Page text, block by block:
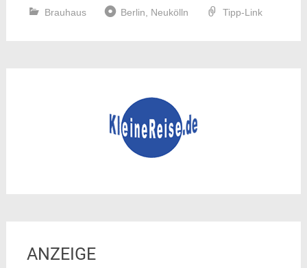
Brauhaus Berlin Neukölln Tipp-Link
ANZEIGE